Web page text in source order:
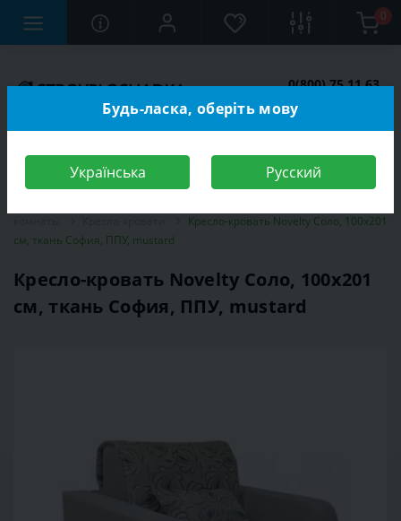
0
0(800) 75 11 63
Кресло-кровать Novelty Соло, 100х201
см, ткань София, ППУ, mustard
Кресло-кровать Novelty Соло, 100х201
см, ткань София, ППУ, mustard
Будь-ласка, оберіть мову
Українська Русский